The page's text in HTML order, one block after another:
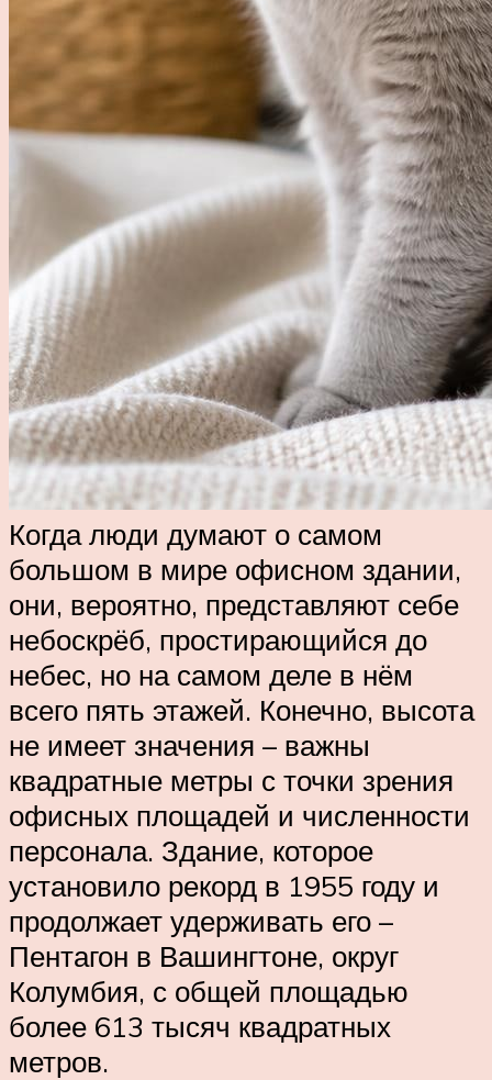
Когда люди думают о самом
большом в мире офисном здании,
они, вероятно, представляют себе
небоскрёб, простирающийся до
небес, но на самом деле в нём
всего пять этажей. Конечно, высота
не имеет значения – важны
квадратные метры с точки зрения
офисных площадей и численности
персонала. Здание, которое
установило рекорд в 1955 году и
продолжает удерживать его –
Пентагон в Вашингтоне, округ
Колумбия, с общей площадью
более 613 тысяч квадратных
метров.